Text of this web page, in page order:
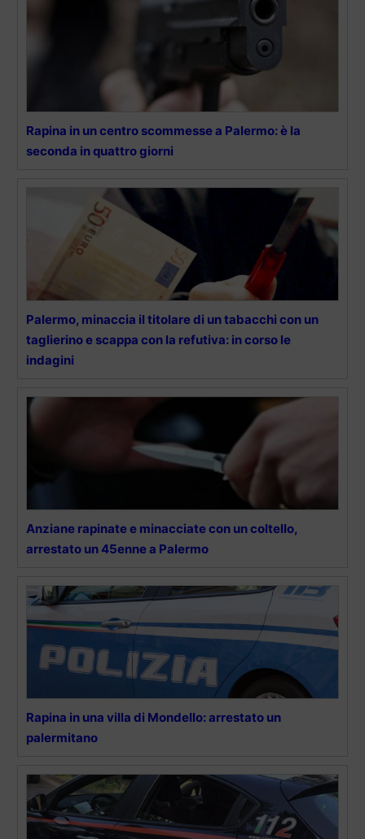
Rapina in un centro scommesse a Palermo: è la
seconda in quattro giorni
Palermo, minaccia il titolare di un tabacchi con un
taglierino e scappa con la refutiva: in corso le
indagini
Anziane rapinate e minacciate con un coltello,
arrestato un 45enne a Palermo
Rapina in una villa di Mondello: arrestato un
palermitano